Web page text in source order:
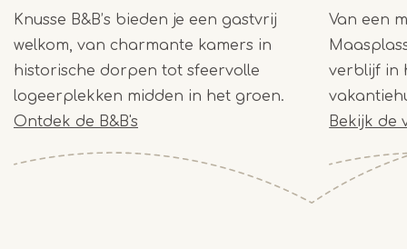
Knusse B&B’s bieden je een gastvrij
welkom, van charmante kamers in
historische dorpen tot sfeervolle
logeerplekken midden in het groen.
Ontdek de B&B's
Van een
verblijf in
Bekijk de